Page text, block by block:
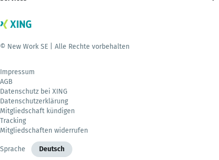
© New Work SE | Alle Rechte vorbehalten
Impressum
AGB
Datenschutz bei XING
Datenschutzerklärung
Mitgliedschaft kündigen
Tracking
Mitgliedschaften widerrufen
Sprache Deutsch